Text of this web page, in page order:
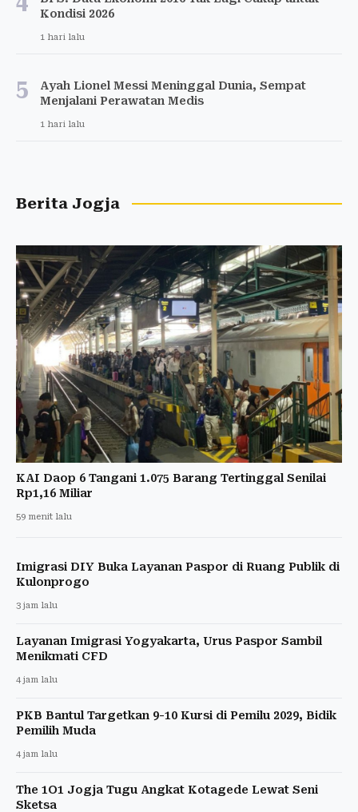
Kondisi 2026
1 hari lalu
5
Ayah Lionel Messi Meninggal Dunia, Sempat
Menjalani Perawatan Medis
1 hari lalu
Berita Jogja
KAI Daop 6 Tangani 1.075 Barang Tertinggal Senilai
Rp1,16 Miliar
59 menit lalu
Imigrasi DIY Buka Layanan Paspor di Ruang Publik di
Kulonprogo
3 jam lalu
Layanan Imigrasi Yogyakarta, Urus Paspor Sambil
Menikmati CFD
4 jam lalu
PKB Bantul Targetkan 9-10 Kursi di Pemilu 2029, Bidik
Pemilih Muda
4 jam lalu
The 1O1 Jogja Tugu Angkat Kotagede Lewat Seni
Sketsa